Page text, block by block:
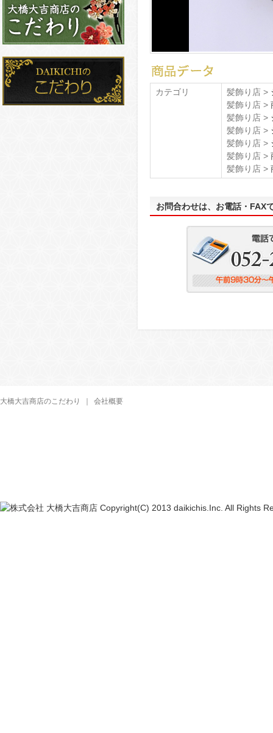
カテゴリ 髪飾り店 >
髪飾り店 >
髪飾り店 >
髪飾り店 >
髪飾り店 >
髪飾り店 >
髪飾り店 >
お問合わせは、お電話・FAX
大橋大吉商店のこだわり 会社概要